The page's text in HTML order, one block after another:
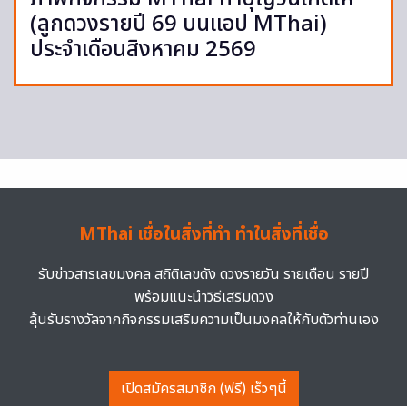
(ลูกดวงรายปี 69 บนแอป MThai)
ประจำเดือนสิงหาคม 2569
MThai เชื่อในสิ่งที่ทำ ทำในสิ่งที่เชื่อ
รับข่าวสารเลขมงคล สถิติเลขดัง ดวงรายวัน รายเดือน รายปี
พร้อมแนะนำวิธีเสริมดวง
ลุ้นรับรางวัลจากกิจกรรมเสริมความเป็นมงคลให้กับตัวท่านเอง
เปิดสมัครสมาชิก (ฟรี) เร็วๆนี้